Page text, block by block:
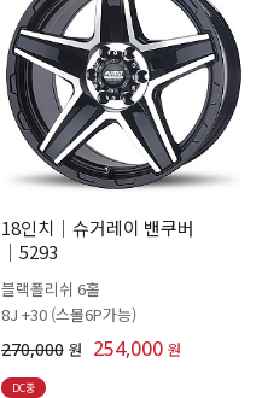
18인치│슈거레이 밴쿠버
│5293
블랙폴리쉬 6홀
8J +30 (스몰6P가능)
270,000 원 254,000 원
DC중